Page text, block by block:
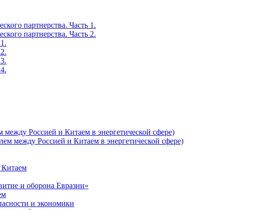
партнерства. Часть 1.
партнерства. Часть 2.
Россией и Китаем в энергетической сфере)
между Россией и Китаем в энергетической сфере)
Китаем
и оборона Евразии»
и экономики